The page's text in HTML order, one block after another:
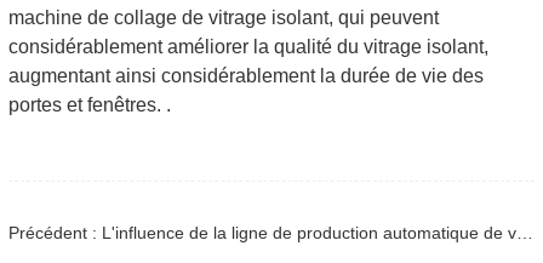
machine de collage de vitrage isolant, qui peuvent
considérablement améliorer la qualité du vitrage isolant,
augmentant ainsi considérablement la durée de vie des
portes et fenêtres. .